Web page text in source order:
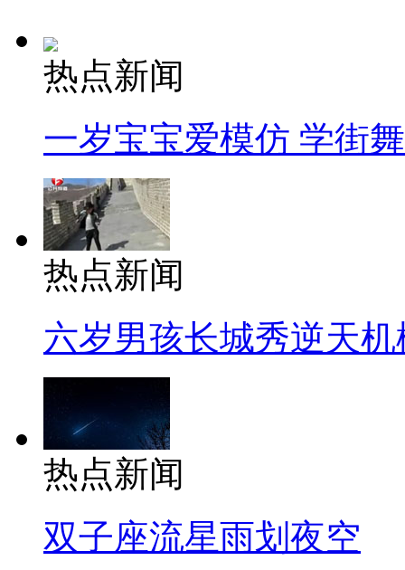
热点新闻
一岁宝宝爱模仿 学街
热点新闻
六岁男孩长城秀逆天机
热点新闻
双子座流星雨划夜空